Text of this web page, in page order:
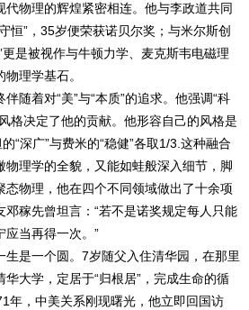
物理的辉煌紧密相连。他与李政道共同
恒”，35岁便荣获诺贝尔奖；与米尔斯创
是被视作与牛顿力学、麦克斯韦电磁理
理学基石。
着对“美”与“本质”的追求。他强调“科
格决定了他的贡献。他形容自己的风格是
“深广”与费米的“稳健”各取1/3.这种融合
物理学的全貌，又能如蛙般深入细节，脚
态物理，他在四个不同领域做出了十余项
稼先曾坦言：“若不是诺奖规定每人只能
应当再得一次。”
是一个圆。7岁随父入住清华园，在那里
大学，定居于“归根居”，完成生命的循
年，中美关系刚现曙光，他立即回国访